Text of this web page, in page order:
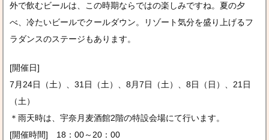
外で飲むビールは、この時期ならではの楽しみですね。夏の夕
べ、冷たいビールでクールダウン。リゾート気分を盛り上げるフ
ラダンスのステージもあります。
[開催日]
7月24日（土）、31日（土）、8月7日（土）、8日（日）、21日
（土）
＊雨天時は、宇奈月麦酒館2階の特設会場にて行います。
[開催時間] 18：00～20：00